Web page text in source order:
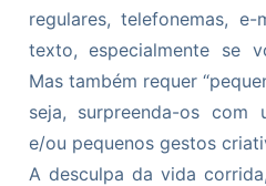
regulares, telefonemas,
texto, especialmente se
Mas também requer
seja, surpreenda-os com
e/ou pequenos gestos
A desculpa da vida